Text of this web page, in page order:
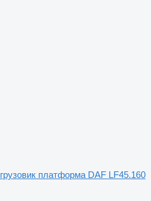
грузовик платформа DAF LF45.160